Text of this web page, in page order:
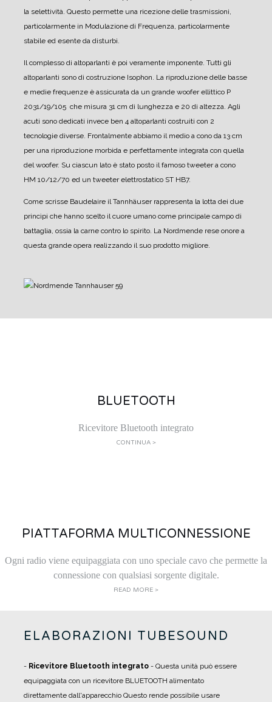
la selettività. Questo permette una ricezione delle trasmissioni,
particolarmente in Modulazione di Frequenza, particolarmente
stabile ed esente da disturbi.
Il complesso di altoparlanti è poi veramente imponente. Tutti gli
altoparlanti sono di costruzione Isophon. La riproduzione delle basse
e medie frequenze è assicurata da un grande woofer ellittico P
2031/19/105 che misura 31 cm di lunghezza e 20 di altezza. Agli
acuti sono dedicati invece ben 4 altoparlanti costruiti con 2
tecnologie diverse. Frontalmente abbiamo il medio a cono da 13 cm
per una riproduzione morbida e perfettamente integrata con quella
del woofer. Su ciascun lato è stato posto il famoso tweeter a cono
HM 10/12/70 ed un tweeter elettrostatico ST HB7.
Come scrisse Baudelaire il Tannhäuser rappresenta la lotta dei due
princìpi che hanno scelto il cuore umano come principale campo di
battaglia, ossia la carne contro lo spirito. La Nordmende rese onore a
questa grande opera realizzando il suo prodotto migliore.
BLUETOOTH
Ricevitore Bluetooth integrato
CONTINUA >
PIATTAFORMA MULTICONNESSIONE
Ogni radio viene equipaggiata con uno speciale cavo che permette la
connessione con qualsiasi sorgente digitale.
READ MORE >
ELABORAZIONI TUBESOUND
- Ricevitore Bluetooth integrato - Questa unità può essere
equipaggiata con un ricevitore BLUETOOTH alimentato
direttamente dall'apparecchio Questo rende possibile usare